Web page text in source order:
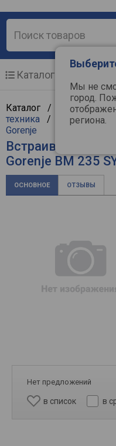
Мы не
город.
региона.
Каталог
Каталог / Крупная
техника /
Gorenje
Встраиваемая
Gorenje BM 235
ОСНОВНОЕ ОТЗЫВЫ
Нет предложений
в список в